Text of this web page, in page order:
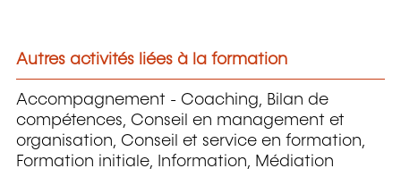
Autres activités liées à la formation
Accompagnement - Coaching, Bilan de
compétences, Conseil en management et
organisation, Conseil et service en formation,
Formation initiale, Information, Médiation